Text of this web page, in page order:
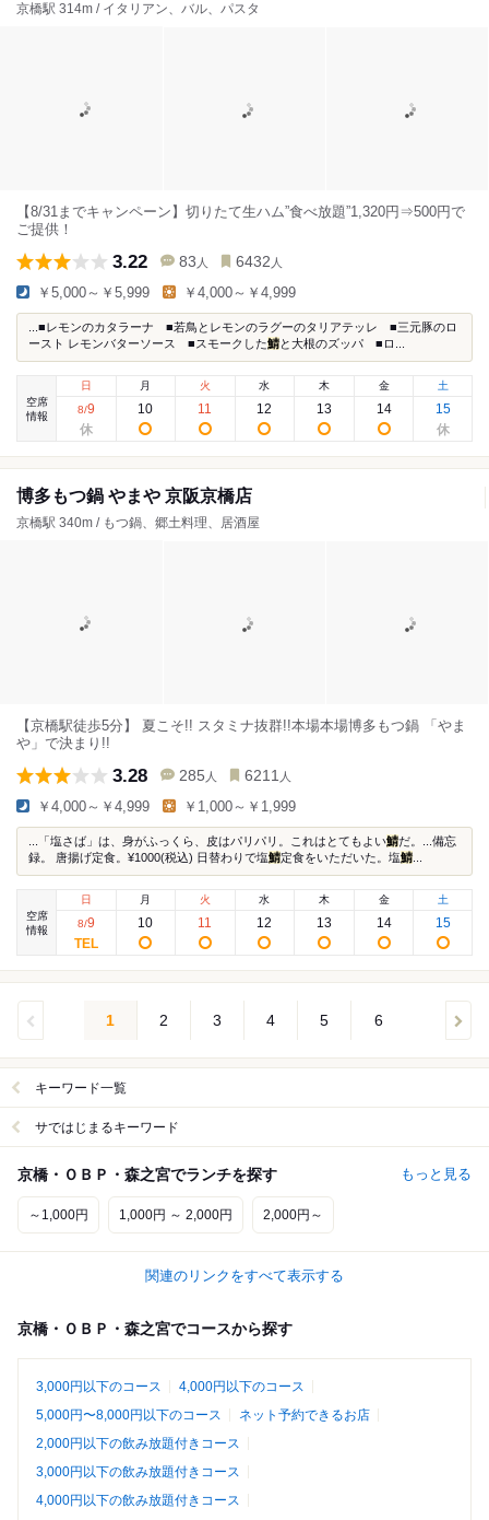
京橋駅 314m / イタリアン、バル、パスタ
【8/31までキャンペーン】切りたて生ハム”食べ放題”1,320円⇒500円で
ご提供！
3.22 83 人 6432 人
￥5,000～￥5,999 ￥4,000～￥4,999
...■レモンのカタラーナ ■若鳥とレモンのラグーのタリアテッレ ■三元豚のロ
ースト レモンバターソース ■スモークした鯖と大根のズッパ ■ロ...
空席
情報
日
8/9
月
10
火
11
水
12
木
13
金
14
土
15
博多もつ鍋 やまや 京阪京橋店
京橋駅 340m / もつ鍋、郷土料理、居酒屋
【京橋駅徒歩5分】 夏こそ!! スタミナ抜群!!本場本場博多もつ鍋 「やま
や」で決まり!!
3.28 285 人 6211 人
￥4,000～￥4,999 ￥1,000～￥1,999
...「塩さば」は、身がふっくら、皮はパリパリ。これはとてもよい鯖だ。...備忘
録。 唐揚げ定食。¥1000(税込) 日替わりで塩鯖定食をいただいた。塩鯖
空席
情報
日
8/9
月
10
火
11
水
12
木
13
金
14
土
15
1 2 3 4 5 6
キーワード一覧
サではじまるキーワード
京橋・ＯＢＰ・森之宮でランチを探す もっと見る
～1,000円 1,000円 ～ 2,000円 2,000円～
関連のリンクをすべて表示する
京橋・ＯＢＰ・森之宮でコースから探す
3,000円以下のコース
4,000円以下のコース
5,000円〜8,000円以下のコース
ネット予約できるお店
2,000円以下の飲み放題付きコース
3,000円以下の飲み放題付きコース
4,000円以下の飲み放題付きコース